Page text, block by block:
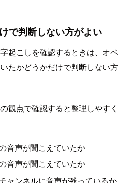
で判断しない方がよい
起こしを確認するときは、オペ
たかどうかだけで判断しない方
観点で確認すると整理しやすく
音声が聞こえていたか
音声が聞こえていたか
ャンネルに音声が残っているか